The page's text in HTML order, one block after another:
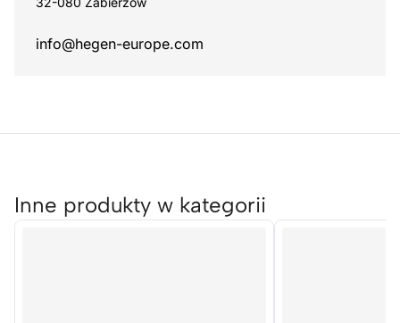
info@hegen-europe.com
Inne produkty w kategorii